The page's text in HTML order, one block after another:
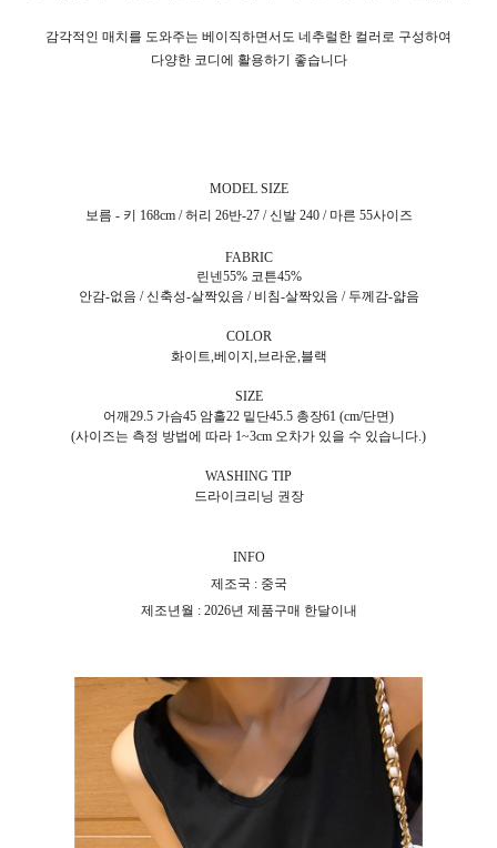
감각적인 매치를 도와주는 베이직하면서도 네추럴한 컬러로 구성하여
다양한 코디에 활용하기 좋습니다
MODEL SIZE
보름 - 키 168cm / 허리 26반-27 / 신발 240 / 마른 55사이즈
FABRIC
린넨55% 코튼45%
안감-없음 / 신축성-살짝있음 / 비침-살짝있음 / 두께감-얇음
COLOR
화이트,베이지,브라운,블랙
SIZE
어깨29.5 가슴45 암홀22 밑단45.5 총장61 (cm/단면)
(사이즈는 측정 방법에 따라 1~3cm 오차가 있을 수 있습니다.)
WASHING TIP
드라이크리닝 권장
INFO
제조국 : 중국
제조년월 : 2026년 제품구매 한달이내